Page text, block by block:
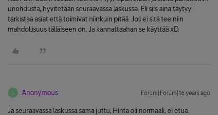
unohdusta, hyvitetään seuraavassa laskussa. Eli siis aina täytyy
tarkistaa asiat että toimivat niinkuin pitää. Jos ei sitä tee niin
mahdollisuus tälläiseen on. Ja kannattaahan se käyttää xD.
A Anonymous Forum|Forum|16 years ago
Ja seuraavassa laskussa sama juttu, Hinta oli normaali, ei etua.